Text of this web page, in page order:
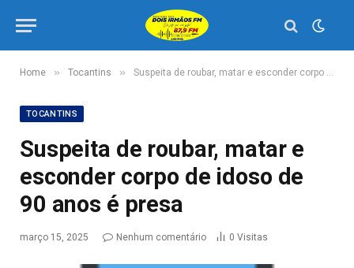
Home » Tocantins » Suspeita de roubar, matar e esconder corpo de idoso de 90 anos é presa
TOCANTINS
Suspeita de roubar, matar e
esconder corpo de idoso de
90 anos é presa
março 15, 2025 Nenhum comentário 0 Visitas